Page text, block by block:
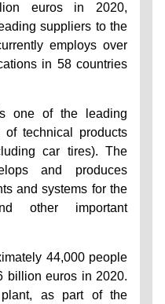
euros in 2020,
suppliers to the
employs over
in 58 countries
one of the leading
of technical products
car tires). The
and produces
and systems for the
other important
44,000 people
billion euros in 2020.
as part of the